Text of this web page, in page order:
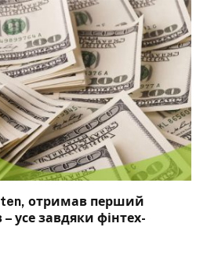
отримав перший
усе завдяки фінтех-